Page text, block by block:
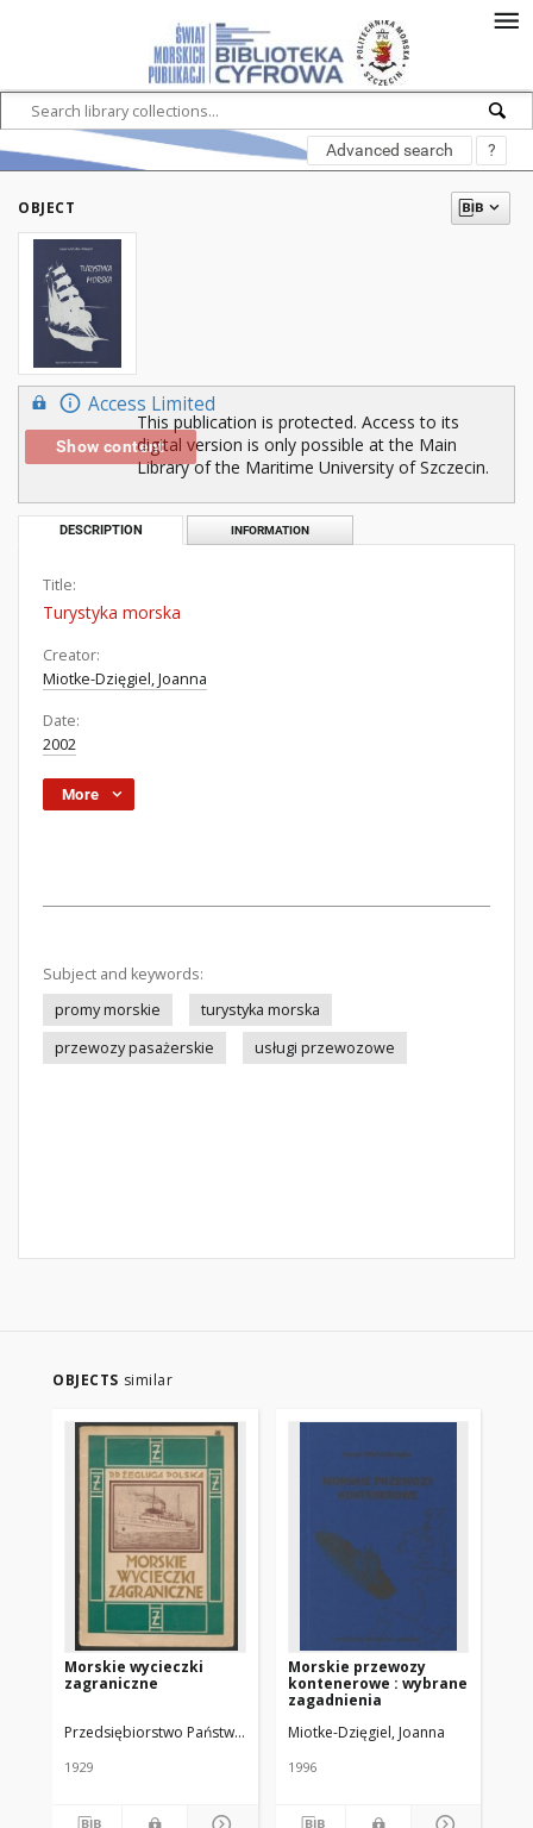
Advanced search ?
OBJECT
Access Limited
Show content
This publication is protected. Access to its
digital version is only possible at the Main
Library of the Maritime University of Szczecin.
DESCRIPTION INFORMATION
Title:
Turystyka morska
Creator:
Miotke-Dzięgiel, Joanna
Date:
2002
More
Subject and keywords:
promy morskie
turystyka morska
przewozy pasażerskie
usługi przewozowe
OBJECTS similar
Morskie wycieczki
zagraniczne
Przedsiębiorstwo Państwowe "Żegluga Polska" (Gdynia)
1929
Morskie przewozy
kontenerowe : wybrane
zagadnienia
Miotke-Dzięgiel, Joanna
1996